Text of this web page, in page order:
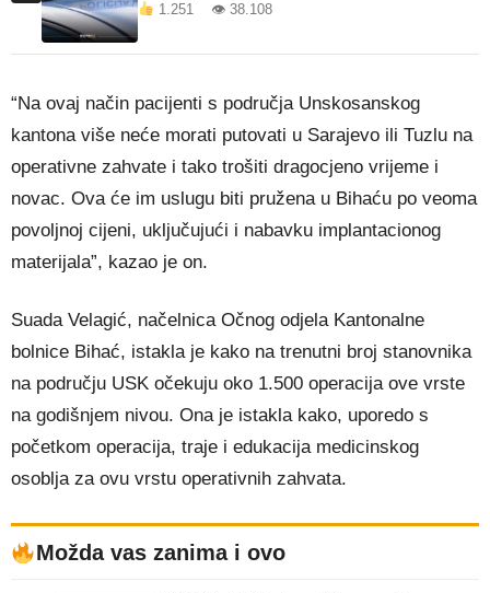
1.251 👁 38.108
“Na ovaj način pacijenti s područja Unskosanskog
kantona više neće morati putovati u Sarajevo ili Tuzlu na
operativne zahvate i tako trošiti dragocjeno vrijeme i
novac. Ova će im uslugu biti pružena u Bihaću po veoma
povoljnoj cijeni, uključujući i nabavku implantacionog
materijala”, kazao je on.
Suada Velagić, načelnica Očnog odjela Kantonalne
bolnice Bihać, istakla je kako na trenutni broj stanovnika
na području USK očekuju oko 1.500 operacija ove vrste
na godišnjem nivou. Ona je istakla kako, uporedo s
početkom operacija, traje i edukacija medicinskog
osoblja za ovu vrstu operativnih zahvata.
Možda vas zanima i ovo